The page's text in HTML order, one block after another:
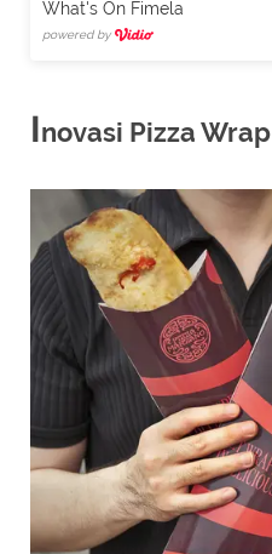
What's On Fimela
powered by
Inovasi Pizza Wrap